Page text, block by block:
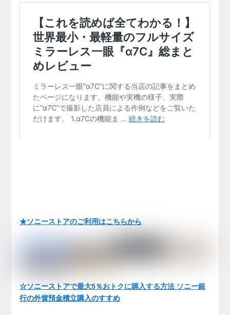
★ソニーストアのご利用はこちらから
☆ソニーストアで最大5％おトクに購入する方法 ソニー銀
行の外貨預金積立購入のすすめ